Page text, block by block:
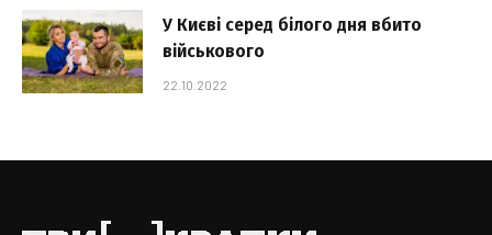
У Києві серед білого дня вбито
військового
22.10.2022